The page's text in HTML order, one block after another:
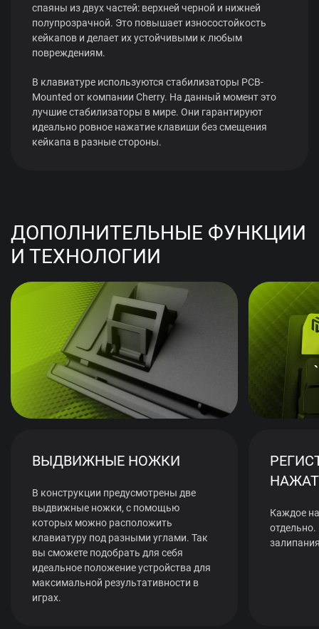
спаяны из двух частей: верхней черной и нижней
полупрозрачной. Это повышает износостойкость
кейкапов и делает их устойчивыми к любым
повреждениям.
В клавиатуре используются стабилизаторы PCB-
Mounted от компании Cherry. На данный момент это
лучшие стабилизаторы в мире. Они гарантируют
идеально ровное нажатие клавиши без смещения
кейкапа в разные стороны.
ДОПОЛНИТЕЛЬНЫЕ ФУНКЦИИ
И ТЕХНОЛОГИИ
ВЫДВИЖНЫЕ НОЖКИ
В конструкции предусмотрены две
выдвижные ножки, с помощью
которых можно расположить
клавиатуру под разными углами. Так
вы сможете подобрать для себя
идеальное положение устройства для
максимальной результативности в
играх.
Каждое